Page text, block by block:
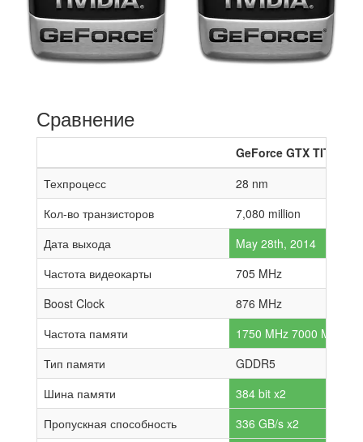
Сравнение
GeForce GTX TITAN Z
Техпроцесс
28 nm
Кол-во транзисторов
7,080 million
Дата выхода
May 28th, 2014
Частота видеокарты
705 MHz
Boost Clock
876 MHz
Частота памяти
1750 MHz 7000 MHz
Тип памяти
GDDR5
Шина памяти
384 bit x2
Пропускная способность
336 GB/s x2